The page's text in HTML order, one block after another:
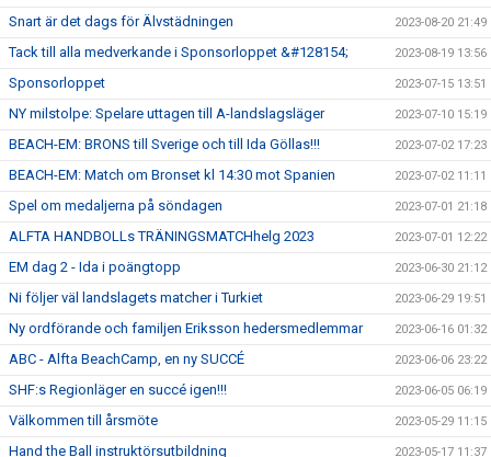
Snart är det dags för Älvstädningen 2023-08-20 21:49
Tack till alla medverkande i Sponsorloppet &#128154; 2023-08-19 13:56
Sponsorloppet 2023-07-15 13:51
NY milstolpe: Spelare uttagen till A-landslagsläger 2023-07-10 15:19
BEACH-EM: BRONS till Sverige och till Ida Göllas!!! 2023-07-02 17:23
BEACH-EM: Match om Bronset kl 14:30 mot Spanien 2023-07-02 11:11
Spel om medaljerna på söndagen 2023-07-01 21:18
ALFTA HANDBOLLs TRÄNINGSMATCHhelg 2023 2023-07-01 12:22
EM dag 2 - Ida i poängtopp 2023-06-30 21:12
Ni följer väl landslagets matcher i Turkiet 2023-06-29 19:51
Ny ordförande och familjen Eriksson hedersmedlemmar 2023-06-16 01:32
ABC - Alfta BeachCamp, en ny SUCCÉ 2023-06-06 23:22
SHF:s Regionläger en succé igen!!! 2023-06-05 06:19
Välkommen till årsmöte 2023-05-29 11:15
Hand the Ball instruktörsutbildning 2023-05-17 11:37